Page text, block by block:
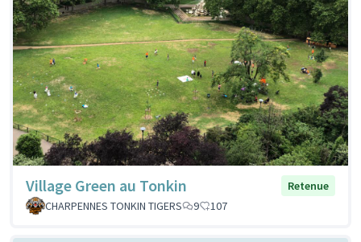
Village Green au Tonkin
Retenue
CHARPENNES TONKIN TIGERS
9 107